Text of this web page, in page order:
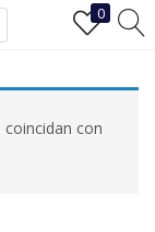
0
REGISTRO
iniciar sesión.
con